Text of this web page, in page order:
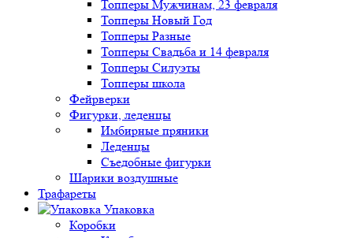
Топперы Мужчинам, 23 февраля
Топперы Новый Год
Топперы Разные
Топперы Свадьба и 14 февраля
Топперы Силуэты
Топперы школа
Фейрверки
Фигурки, леденцы
Имбирные пряники
Леденцы
Съедобные фигурки
Шарики воздушные
Трафареты
Упаковка
Коробки